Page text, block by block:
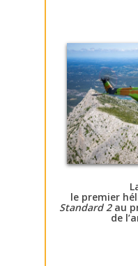
le premier
Standard 2au
de